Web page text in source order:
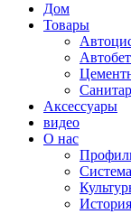
Дом
Товары
Аксессуары
видео
О нас
История